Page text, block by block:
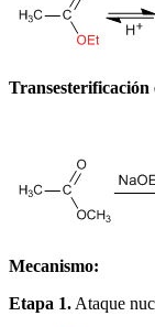
Transesterificación
Mecanismo:
Etapa 1. Ataque